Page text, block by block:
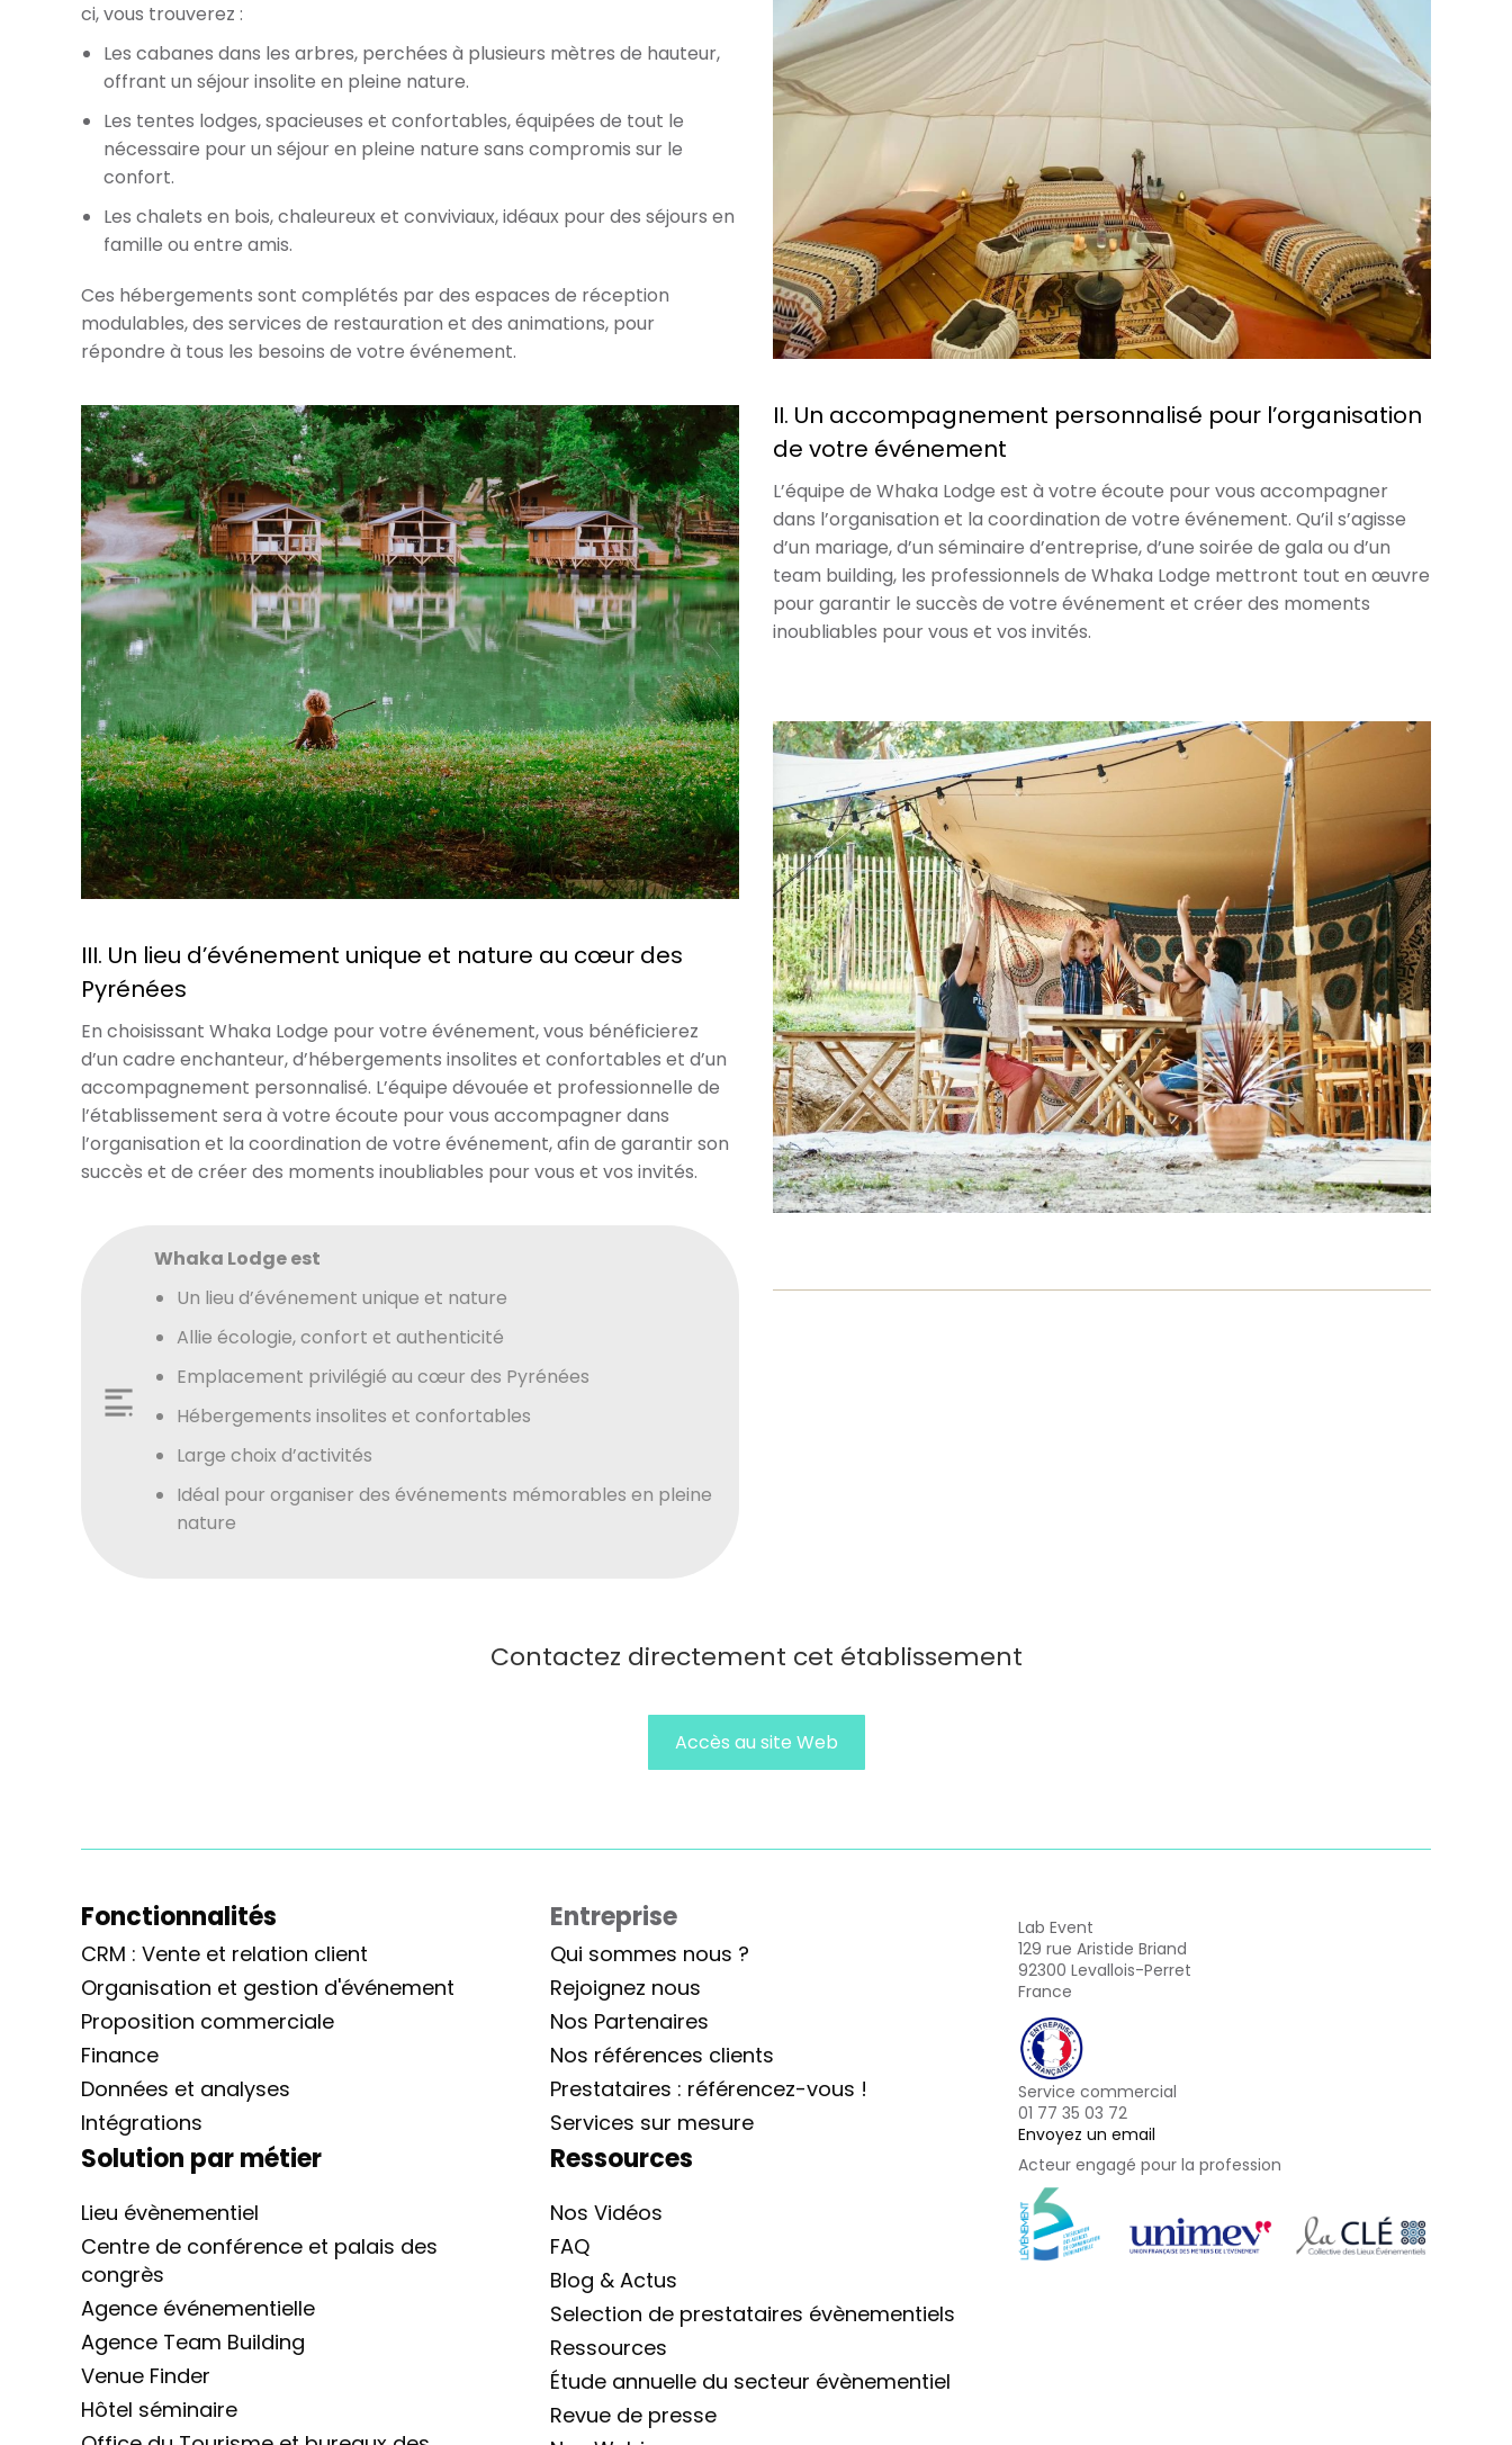
ci, vous trouverez :
Les cabanes dans les arbres, perchées à plusieurs mètres de hauteur,
offrant un séjour insolite en pleine nature.
Les tentes lodges, spacieuses et confortables, équipées de tout le
nécessaire pour un séjour en pleine nature sans compromis sur le
confort.
Les chalets en bois, chaleureux et conviviaux, idéaux pour des séjours en
famille ou entre amis.
Ces hébergements sont complétés par des espaces de réception
modulables, des services de restauration et des animations, pour
répondre à tous les besoins de votre événement.
III. Un lieu d’événement unique et nature au cœur des
Pyrénées
En choisissant Whaka Lodge pour votre événement, vous bénéficierez
d’un cadre enchanteur, d’hébergements insolites et confortables et d’un
accompagnement personnalisé. L’équipe dévouée et professionnelle de
l’établissement sera à votre écoute pour vous accompagner dans
l’organisation et la coordination de votre événement, afin de garantir son
succès et de créer des moments inoubliables pour vous et vos invités.
Whaka Lodge est
Un lieu d’événement unique et nature
Allie écologie, confort et authenticité
Emplacement privilégié au cœur des Pyrénées
Hébergements insolites et confortables
Large choix d’activités
Idéal pour organiser des événements mémorables en pleine
nature
II. Un accompagnement personnalisé pour l’organisation
de votre événement
L’équipe de Whaka Lodge est à votre écoute pour vous accompagner
dans l’organisation et la coordination de votre événement. Qu’il s’agisse
d’un mariage, d’un séminaire d’entreprise, d’une soirée de gala ou d’un
team building, les professionnels de Whaka Lodge mettront tout en œuvre
pour garantir le succès de votre événement et créer des moments
inoubliables pour vous et vos invités.
Contactez directement cet établissement
Accès au site Web
Fonctionnalités
CRM : Vente et relation client
Organisation et gestion d'événement
Proposition commerciale
Finance
Données et analyses
Intégrations
Solution par métier
Lieu évènementiel
Centre de conférence et palais des
congrès
Agence événementielle
Agence Team Building
Venue Finder
Hôtel séminaire
Entreprise
Qui sommes nous ?
Rejoignez nous
Nos Partenaires
Nos références clients
Prestataires : référencez-vous !
Services sur mesure
Ressources
Nos Vidéos
FAQ
Blog & Actus
Selection de prestataires évènementiels
Ressources
Étude annuelle du secteur évènementiel
Revue de presse
Lab Event
129 rue Aristide Briand
92300 Levallois-Perret
France
Service commercial
01 77 35 03 72
Envoyez un email
Acteur engagé pour la profession